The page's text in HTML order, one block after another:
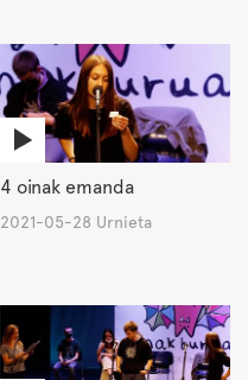
4 oinak emanda
2021-05-28 Urnieta